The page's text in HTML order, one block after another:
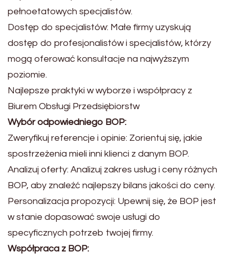
pełnoetatowych specjalistów.
Dostęp do specjalistów: Małe firmy uzyskują
dostęp do profesjonalistów i specjalistów, którzy
mogą oferować konsultacje na najwyższym
poziomie.
Najlepsze praktyki w wyborze i współpracy z
Biurem Obsługi Przedsiębiorstw
Wybór odpowiedniego BOP:
Zweryfikuj referencje i opinie: Zorientuj się, jakie
spostrzeżenia mieli inni klienci z danym BOP.
Analizuj oferty: Analizuj zakres usług i ceny różnych
BOP, aby znaleźć najlepszy bilans jakości do ceny.
Personalizacja propozycji: Upewnij się, że BOP jest
w stanie dopasować swoje usługi do
specyficznych potrzeb twojej firmy.
Współpraca z BOP: